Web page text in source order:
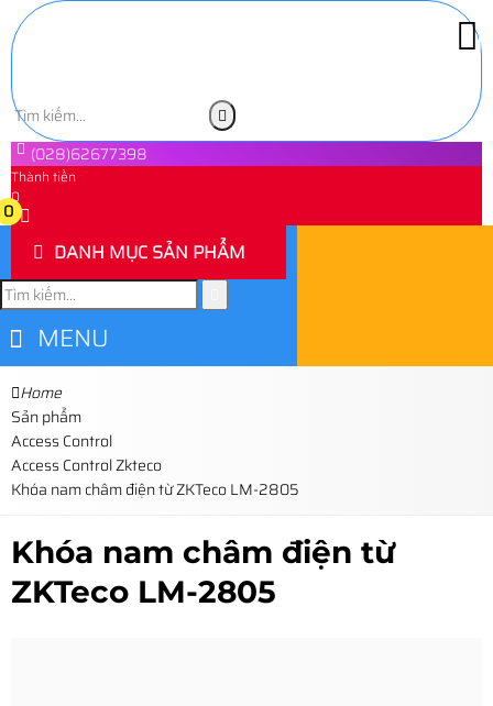
(028)62677398
Thành tiền
0
0
DANH MỤC SẢN PHẨM
MENU
Home
Sản phẩm
Access Control
Access Control Zkteco
Khóa nam châm điện từ ZKTeco LM-2805
Khóa nam châm điện từ
ZKTeco LM-2805